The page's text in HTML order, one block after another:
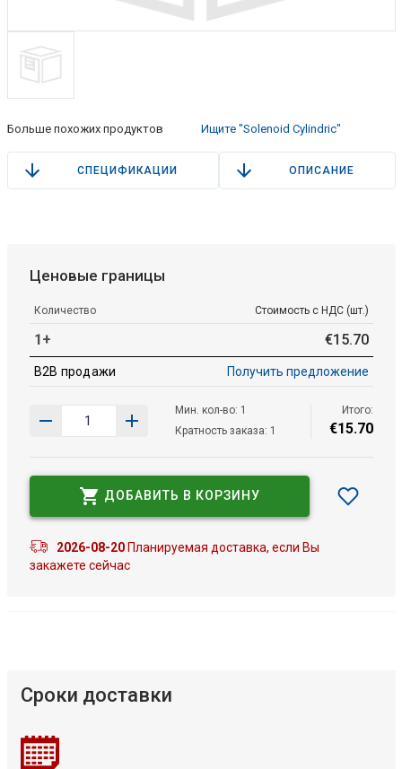
Больше похожих продуктов Ищите "Solenoid Cylindric"
СПЕЦИФИКАЦИИ ОПИСАНИЕ
Ценовые границы
Количество Стоимость с НДС (шт.)
1+ €15.70
B2B продажи Получить предложение
Мин. кол-во: 1
Кратность заказа: 1
Итого:
€15.70
ДОБАВИТЬ В КОРЗИНУ
2026-08-20Планируемая доставка, если Вы
закажете сейчас
Сроки доставки